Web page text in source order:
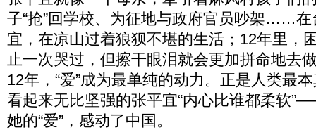
子“抢”回学校、为征地与政府官员吵架……
宜，在凉山过着狼狈不堪的生活；12年里，
止一次哭过，但擦干眼泪就会更加拼命地去
12年，“爱”成为最单纯的动力。正是人类最
看起来无比坚强的张平宜“内心比谁都柔软
她的“爱”，感动了中国。